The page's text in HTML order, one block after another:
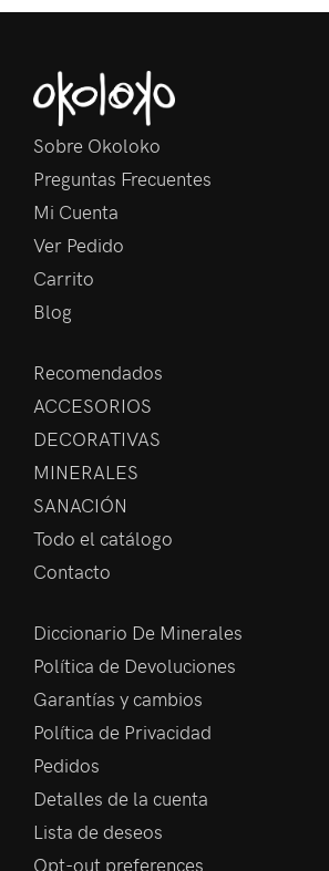
Sobre Okoloko
Preguntas Frecuentes
Mi Cuenta
Ver Pedido
Carrito
Blog
Recomendados
ACCESORIOS
DECORATIVAS
MINERALES
SANACIÓN
Todo el catálogo
Contacto
Diccionario De Minerales
Política de Devoluciones
Garantías y cambios
Política de Privacidad
Pedidos
Detalles de la cuenta
Lista de deseos
Opt-out preferences